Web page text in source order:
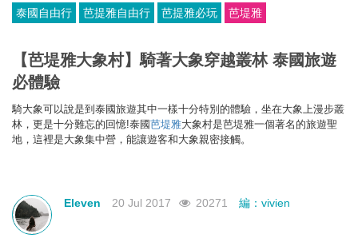
泰國自由行 芭提雅自由行 芭提雅必玩 芭堤雅
【芭堤雅大象村】騎著大象穿越叢林 泰國旅遊
必體驗
騎大象可以說是到泰國旅遊其中一樣十分特別的體驗，坐在大象上漫步叢
林，更是十分難忘的回憶!泰國芭堤雅大象村是芭堤雅一個著名的旅遊聖
地，這裡是大象集中營，能讓遊客和大象親密接觸。
Eleven 20 Jul 2017 20271 編：vivien